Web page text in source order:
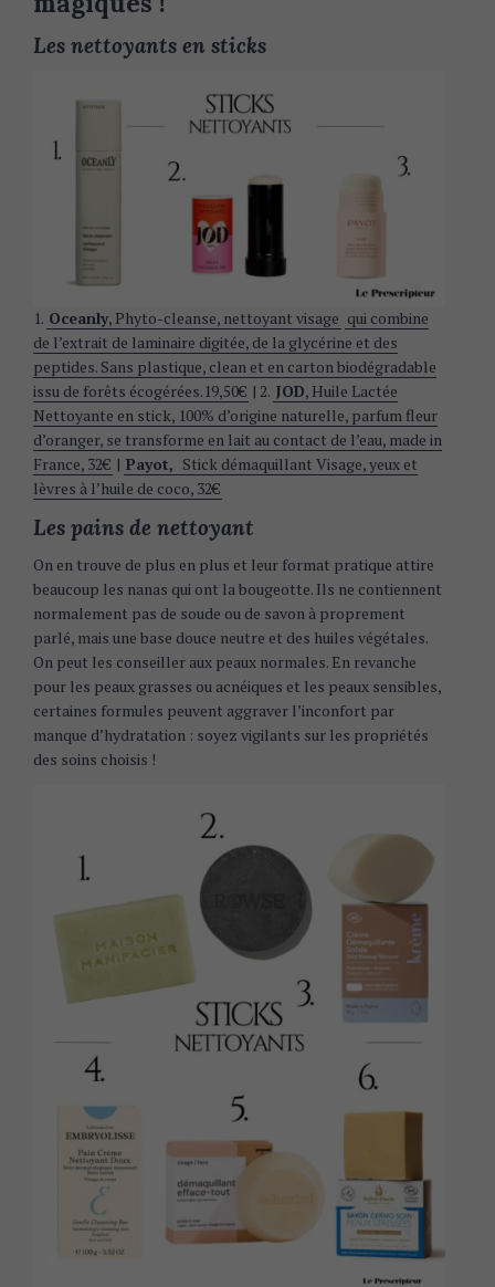
Les nettoyants en sticks
1. Oceanly, Phyto-cleanse, nettoyant visage qui combine
de l’extrait de laminaire digitée, de la glycérine et des
peptides. Sans plastique, clean et en carton biodégradable
issu de forêts écogérées.19,50€ | 2. JOD, Huile Lactée
Nettoyante en stick, 100% d’origine naturelle, parfum fleur
d’oranger, se transforme en lait au contact de l’eau, made in
France, 32€ | Payot, Stick démaquillant Visage, yeux et
lèvres à l’huile de coco, 32€
Les pains de nettoyant
On en trouve de plus en plus et leur format pratique attire
beaucoup les nanas qui ont la bougeotte. Ils ne contiennent
normalement pas de soude ou de savon à proprement
parlé, mais une base douce neutre et des huiles végétales.
On peut les conseiller aux peaux normales. En revanche
pour les peaux grasses ou acnéiques et les peaux sensibles,
certaines formules peuvent aggraver l’inconfort par
manque d’hydratation : soyez vigilants sur les propriétés
des soins choisis !
S
e
a
c
h
o